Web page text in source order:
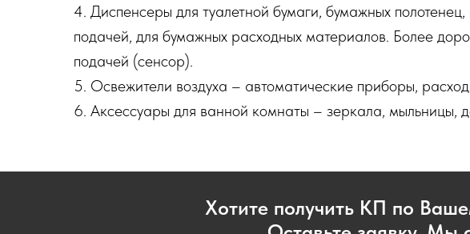
4. Диспенсеры для туалетной бумаги, бумажных
подачей, для бумажных расходных материалов. Более
подачей (сенсор).
5. Освежители воздуха – автоматические приборы,
6. Аксессуары для ванной комнаты – зеркала, мыльницы,
Хотите получить КП по